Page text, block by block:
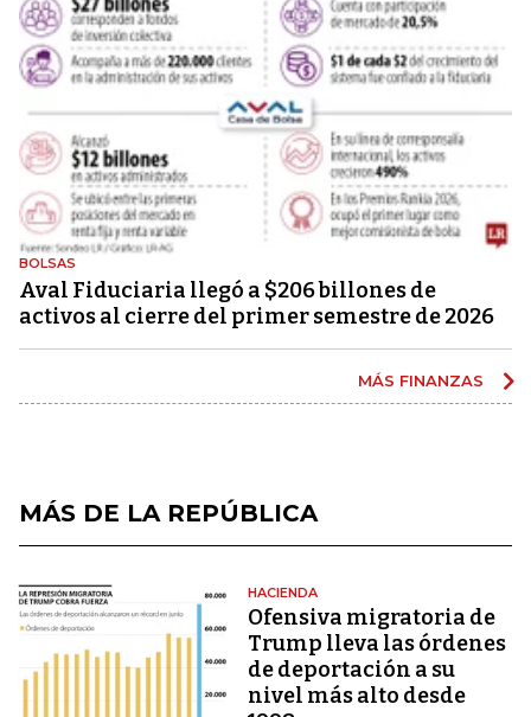
BOLSAS
Aval Fiduciaria llegó a $206 billones de
activos al cierre del primer semestre de 2026
MÁS FINANZAS
MÁS DE LA REPÚBLICA
HACIENDA
Ofensiva migratoria de
Trump lleva las órdenes
de deportación a su
nivel más alto desde